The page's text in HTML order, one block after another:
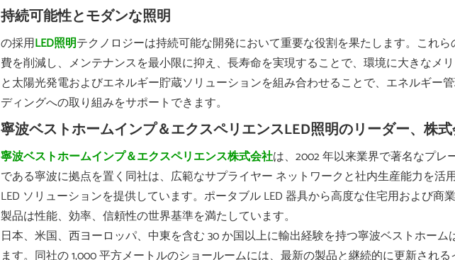
持続可能性とモダンな照明
の採用LED照明テクノロジーは持続可能な開発において重要な役割を果たします。これ
費を削減し、メンテナンスを最小限に抑え、長寿命を実現することで、環境に大きなメ
と太陽光発電およびエネルギー貯蔵ソリューションを組み合わせることで、エネルギー
ディングへの取り組みをサポートできます。
寧波ベストホームインプ＆エクスペリエンスLED照明のリーダー、株
寧波ベストホームインプ＆エクスペリエンス株式会社は、2002 年以来業界で著名なプ
である寧波に拠点を置く同社は、広範なサプライヤー ネットワークと社内生産能力を活
LED ソリューションを提供しています。ポータブル LED 器具から高度な住宅用および商
製品は性能、効率、信頼性の世界基準を満たしています。
日本、米国、西ヨーロッパ、中東を含む 30 か国以上に輸出経験を持つ寧波ベストホー
ます。同社の 1,000 平方メートルのショールームには、最新の製品と継続的に更新される